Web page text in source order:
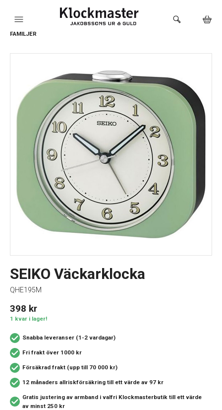
VARUMÄRKEN
SMYCKEN
SADDLER
HÅLTAGNING ÖRON
LOKALA PRODUKTER
BUTIKEN
FAMILJER
SEIKO Väckarklocka
QHE195M
398 kr
1 kvar i lager!
Snabba leveranser (1-2 vardagar)
Fri frakt över 1000 kr
Försäkrad frakt (upp till 70 000 kr)
12 månaders allriskförsäkring till ett värde av 97 kr
Gratis justering av armband i valfri Klockmasterbutik till ett värde
av minst 250 kr